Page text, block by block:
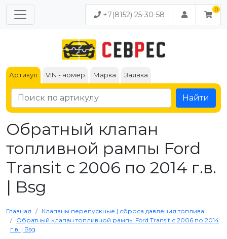
+7(8152) 25-30-58
Артикул VIN - номер Марка Заявка
Найти
Обратный клапан
топливной рампы Ford
Transit с 2006 по 2014 г.в.
| Bsg
Главная
Клапаны перепускные | сброса давления топлива
Обратный клапан топливной рампы Ford Transit с 2006 по 2014
г.в. | Bsg